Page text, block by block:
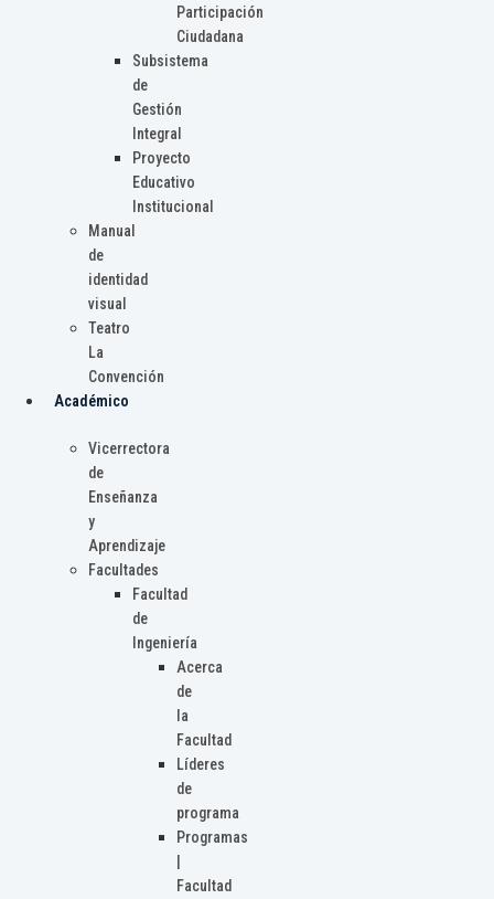
Participación
Ciudadana
Subsistema
de
Gestión
Integral
Proyecto
Educativo
Institucional
Manual
de
identidad
visual
Teatro
La
Convención
Académico
Vicerrectora
de
Enseñanza
y
Aprendizaje
Facultades
Facultad
de
Ingeniería
Acerca
de
la
Facultad
Líderes
de
programa
Programas
Facultad